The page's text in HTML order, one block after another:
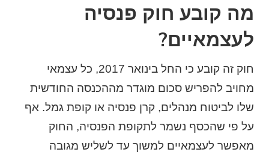
מה קובע חוק פנסיה
לעצמאיים?
חוק זה קובע כי החל בינואר 2017, כל עצמאי
מחויב להפריש סכום מוגדר מההכנסה החודשית
שלו לביטוח מנהלים, קרן פנסיה או קופת גמל. אף
על פי שהכסף נשמר לתקופת הפנסיה, החוק
מאפשר לעצמאיים למשוך עד לשליש מגובה